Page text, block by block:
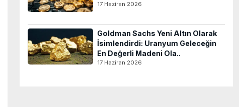
17 Haziran 2026
Goldman Sachs Yeni Altın Olarak
İsimlendirdi: Uranyum Geleceğin
En Değerli Madeni Ola..
17 Haziran 2026